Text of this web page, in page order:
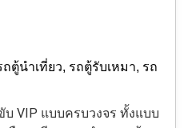
ถตู้นำเที่ยว, รถตู้รับเหมา, รถ
VIP แบบครบวงจร ทั้งแบบ